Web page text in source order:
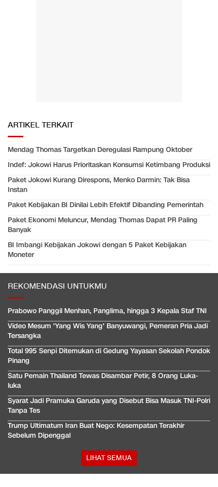
ARTIKEL TERKAIT
Mendag Thomas Targetkan Deregulasi Rampung Oktober
Indef: Jokowi Harus Prioritaskan Konsumsi Ketimbang Produksi
Paket Jokowi Kurang Direspons, Menko Darmin: Tak Bisa
Instan
Paket Kebijakan BI Dinilai Lebih Efektif Dibanding Pemerintah
Paket Ekonomi Meluncur, Mendag Thomas Dapat PR Paling
Banyak
BI Imbangi Kebijakan Jokowi dengan 5 Paket Kebijakan
Moneter
REKOMENDASI UNTUKMU
Prabowo Panggil Menhan, Panglima, hingga 3 Kepala Staf TNI
Video Mesum 'Yang Wis Yang' Banyuwangi, Pemeran Pria Jadi
Tersangka
Total 995 Senpi Ditemukan di Gedung Yayasan Sekolah Pondok
Pinang
Satu Pemain Thailand Tewas Disambar Petir, 8 Orang Luka-
luka
Syarat Jadi Pramuka Garuda yang Disebut Bisa Masuk TNI-Polri
Tanpa Tes
Trump Ultimatum Iran Buat Nego: Kesempatan Terakhir
Sebelum Dipenggal
LIHAT SEMUA